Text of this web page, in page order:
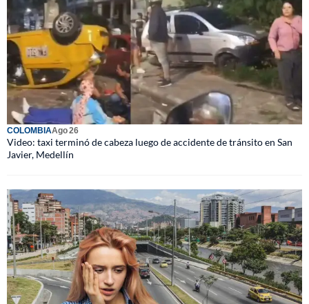
COLOMBIAAgo 26
Video: taxi terminó de cabeza luego de accidente de tránsito en San
Javier, Medellín